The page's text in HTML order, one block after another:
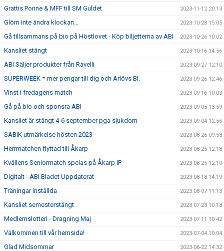
Grattis Ponne & MFF till SM Guldet 2023-11-12 20:13
Glöm inte ändra klockan… 2023-10-28 15:05
Gå tillsammans på bio på Höstlovet - Köp biljetterna av ABI 2023-10-26 10:02
Kansliet stängt 2023-10-16 14:56
ABI Säljer produkter från Ravelli 2023-09-27 12:10
SUPERWEEK = mer pengar till dig och Arlövs BI. 2023-09-26 12:46
Vinst i fredagens match 2023-09-16 10:03
Gå på bio och sponsra ABI 2023-09-05 13:59
Kansliet är stängt 4-6 september pga sjukdom 2023-09-04 12:56
SABIK utmärkelse hösten 2023 2023-08-26 09:53
Herrmatchen flyttad till Åkarp 2023-08-25 12:18
Kvällens Seniormatch spelas på Åkarp IP 2023-08-25 12:10
Digitalt - ABI Bladet Uppdaterat 2023-08-18 14:19
Träningar inställda 2023-08-07 11:13
Kansliet semesterstängt 2023-07-23 10:18
Medlemslotteri - Dragning Maj 2023-07-11 10:42
Välkommen till vår hemsida! 2023-07-04 10:04
Glad Midsommar 2023-06-22 14:32